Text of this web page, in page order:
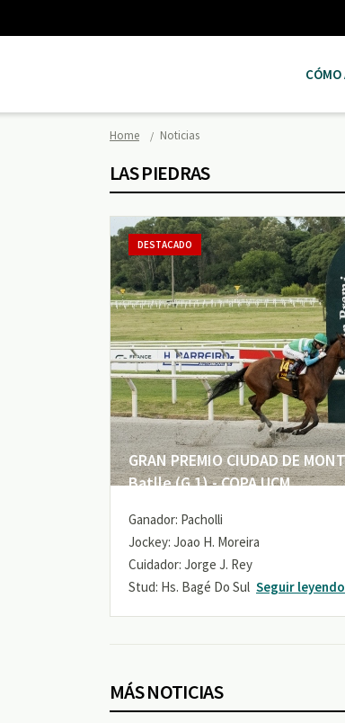
CÓMO
Home Noticias
LAS PIEDRAS
GRAN PREMIO CIUDAD DE
Batlle (G 1) - COPA UCM
DESTACADO
Ganador: Pacholli
Jockey: Joao H. Moreira
Cuidador: Jorge J. Rey
Stud: Hs. Bagé Do Sul Seguir leyendo
MÁS NOTICIAS